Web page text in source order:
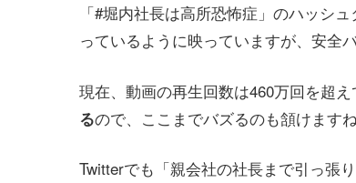
「#堀内社長は高所恐怖症」のハッシ
っているように映っていますが、安全
現在、動画の再生回数は460万回を超
るので、ここまでバズるのも頷けますね
Twitterでも「親会社の社長まで引っ張